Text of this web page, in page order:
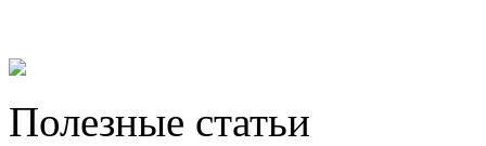
Полезные статьи